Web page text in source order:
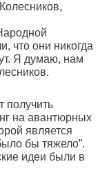
что они никогда
Я думаю, нам
получить
на авантюрных
является
бы тяжело”.
идеи были в